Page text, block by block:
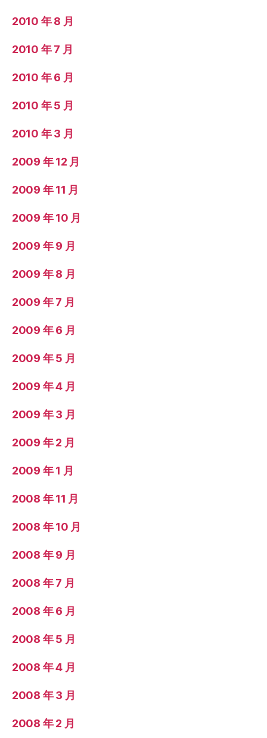
2010 年 8 月
2010 年 7 月
2010 年 6 月
2010 年 5 月
2010 年 3 月
2009 年 12 月
2009 年 11 月
2009 年 10 月
2009 年 9 月
2009 年 8 月
2009 年 7 月
2009 年 6 月
2009 年 5 月
2009 年 4 月
2009 年 3 月
2009 年 2 月
2009 年 1 月
2008 年 11 月
2008 年 10 月
2008 年 9 月
2008 年 7 月
2008 年 6 月
2008 年 5 月
2008 年 4 月
2008 年 3 月
2008 年 2 月